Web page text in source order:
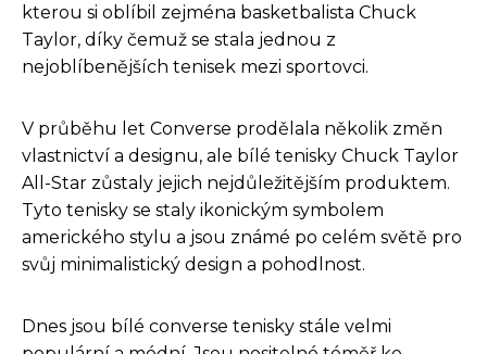
kterou si oblíbil zejména basketbalista Chuck
Taylor, díky čemuž se stala jednou z
nejoblíbenějších tenisek mezi sportovci.
V průběhu let Converse prodělala několik změn
vlastnictví a designu, ale bílé tenisky Chuck Taylor
All-Star zůstaly jejich nejdůležitějším produktem.
Tyto tenisky se staly ikonickým symbolem
amerického stylu a jsou známé po celém světě pro
svůj minimalistický design a pohodlnost.
Dnes jsou bílé converse tenisky stále velmi